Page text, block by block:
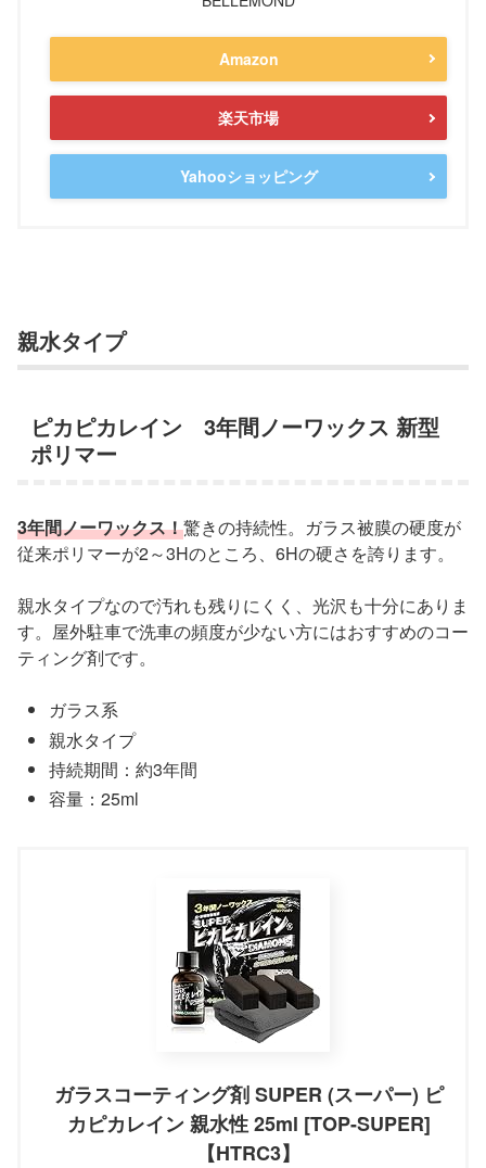
Amazon
楽天市場
Yahooショッピング
親水タイプ
ピカピカレイン 3年間ノーワックス 新型
ポリマー
3年間ノーワックス！驚きの持続性。ガラス被膜の硬度が
従来ポリマーが2～3Hのところ、6Hの硬さを誇ります。
親水タイプなので汚れも残りにくく、光沢も十分にありま
す。屋外駐車で洗車の頻度が少ない方にはおすすめのコー
ティング剤です。
ガラス系
親水タイプ
持続期間：約3年間
容量：25ml
ガラスコーティング剤 SUPER (スーパー) ピ
カピカレイン 親水性 25ml [TOP-SUPER]
【HTRC3】